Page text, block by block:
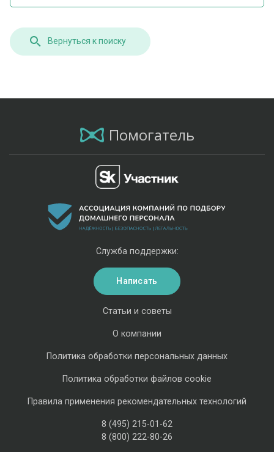
Вернуться к поиску
Помогатель
Статьи и советы
О компании
Политика обработки персональных данных
Политика обработки файлов cookie
Правила применения рекомендательных технологий
8 (495) 215-01-62
8 (800) 222-80-26
Служба поддержки:
Написать